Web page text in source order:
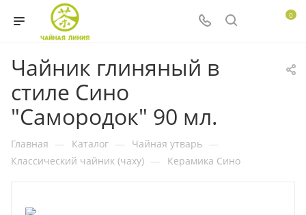
0
Чайник глиняный в
стиле Сино
"Самородок" 90 мл.
Главная — Каталог — Чайная утварь —
Классический чайник (чаху) — Керамика Сино